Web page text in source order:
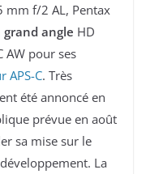
mm f/2 AL, Pentax
angle HD
AW pour ses
APS-C. Très
été annoncé en
prévue en août
sa mise sur le
La